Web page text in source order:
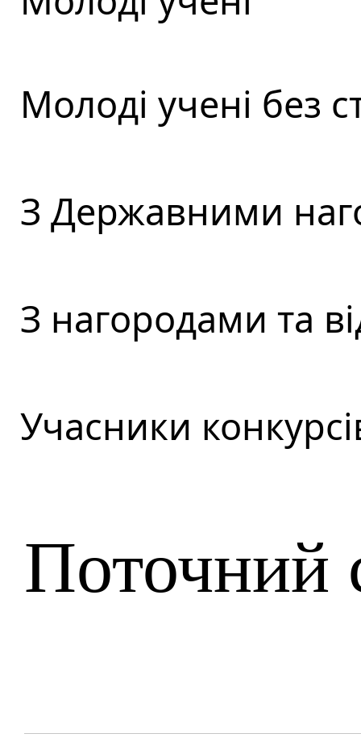
Молоді учені без
З Державними
З нагородами та
Учасники
Поточний